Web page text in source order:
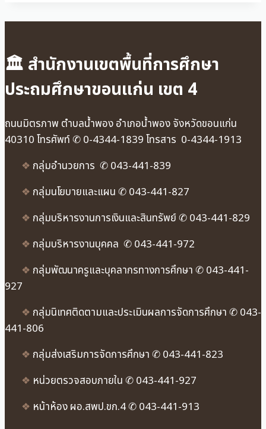
🏛 สำนักงานเขตพื้นที่การศึกษา
ประถมศึกษาขอนแก่น เขต 4
ถนนมิตรภาพ ตำบลน้ำพอง อำเภอน้ำพอง จังหวัดขอนแก่น
40310 โทรศัพท์ ✆ 0-4344-1839 โทรสาร 0-4344-1913
❖ กลุ่มอำนวยการ ✆ 043-441-839
❖ กลุ่มนโยบายและแผน ✆ 043-441-827
❖ กลุ่มบริหารงานการเงินและสินทรัพย์ ✆ 043-441-829
❖ กลุ่มบริหารงานบุคคล ✆ 043-441-972
❖ กลุ่มพัฒนาครูและบุคลากรทางการศึกษา ✆ 043-441-
927
❖ กลุ่มนิเทศติดตามและประเมินผลการจัดการศึกษา ✆ 043-
441-806
❖ กลุ่มส่งเสริมการจัดการศึกษา ✆ 043-441-823
❖ หน่วยตรวจสอบภายใน ✆ 043-441-927
❖ หน้าห้อง ผอ.สพป.ขก.4 ✆ 043-441-913